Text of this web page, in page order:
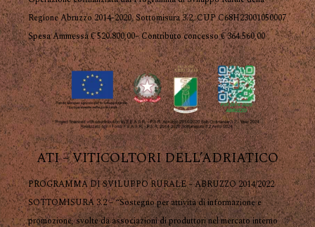
Regione Abruzzo 2014-2020, Sottomisura 3.2, CUP C68H23001050007
Spesa Ammessa € 520.800,00– Contributo concesso € 364.560,00
ATI – VITICOLTORI DELL’ADRIATICO
PROGRAMMA DI SVILUPPO RURALE – ABRUZZO 2014/2022
SOTTOMISURA 3.2 – “Sostegno per attività di informazione e
promozione, svolte da associazioni di produttori nel mercato interno